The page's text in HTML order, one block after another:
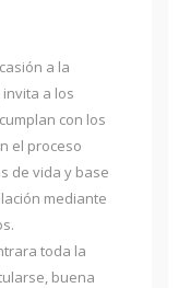
a la
a los
con los
el proceso
de vida y base
mediante
toda la
buena